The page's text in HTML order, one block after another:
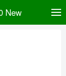
New